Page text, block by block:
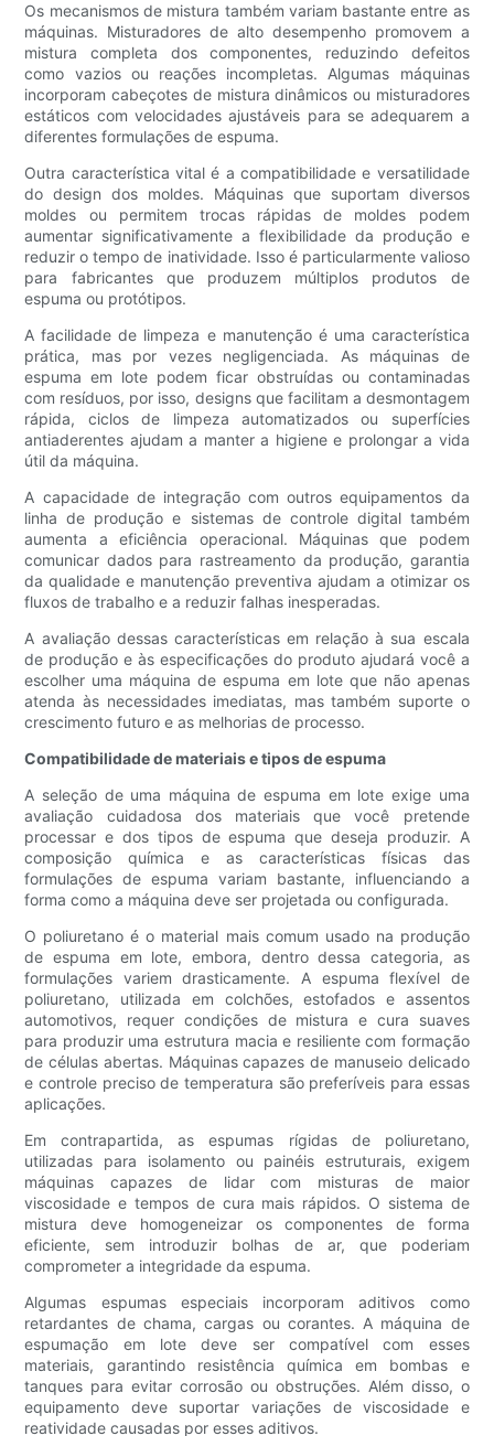
Os mecanismos de mistura também variam bastante entre as
máquinas. Misturadores de alto desempenho promovem a
mistura completa dos componentes, reduzindo defeitos
como vazios ou reações incompletas. Algumas máquinas
incorporam cabeçotes de mistura dinâmicos ou misturadores
estáticos com velocidades ajustáveis ​​para se adequarem a
diferentes formulações de espuma.
Outra característica vital é a compatibilidade e versatilidade
do design dos moldes. Máquinas que suportam diversos
moldes ou permitem trocas rápidas de moldes podem
aumentar significativamente a flexibilidade da produção e
reduzir o tempo de inatividade. Isso é particularmente valioso
para fabricantes que produzem múltiplos produtos de
espuma ou protótipos.
A facilidade de limpeza e manutenção é uma característica
prática, mas por vezes negligenciada. As máquinas de
espuma em lote podem ficar obstruídas ou contaminadas
com resíduos, por isso, designs que facilitam a desmontagem
rápida, ciclos de limpeza automatizados ou superfícies
antiaderentes ajudam a manter a higiene e prolongar a vida
útil da máquina.
A capacidade de integração com outros equipamentos da
linha de produção e sistemas de controle digital também
aumenta a eficiência operacional. Máquinas que podem
comunicar dados para rastreamento da produção, garantia
da qualidade e manutenção preventiva ajudam a otimizar os
fluxos de trabalho e a reduzir falhas inesperadas.
A avaliação dessas características em relação à sua escala
de produção e às especificações do produto ajudará você a
escolher uma máquina de espuma em lote que não apenas
atenda às necessidades imediatas, mas também suporte o
crescimento futuro e as melhorias de processo.
Compatibilidade de materiais e tipos de espuma
A seleção de uma máquina de espuma em lote exige uma
avaliação cuidadosa dos materiais que você pretende
processar e dos tipos de espuma que deseja produzir. A
composição química e as características físicas das
formulações de espuma variam bastante, influenciando a
forma como a máquina deve ser projetada ou configurada.
O poliuretano é o material mais comum usado na produção
de espuma em lote, embora, dentro dessa categoria, as
formulações variem drasticamente. A espuma flexível de
poliuretano, utilizada em colchões, estofados e assentos
automotivos, requer condições de mistura e cura suaves
para produzir uma estrutura macia e resiliente com formação
de células abertas. Máquinas capazes de manuseio delicado
e controle preciso de temperatura são preferíveis para essas
aplicações.
Em contrapartida, as espumas rígidas de poliuretano,
utilizadas para isolamento ou painéis estruturais, exigem
máquinas capazes de lidar com misturas de maior
viscosidade e tempos de cura mais rápidos. O sistema de
mistura deve homogeneizar os componentes de forma
eficiente, sem introduzir bolhas de ar, que poderiam
comprometer a integridade da espuma.
Algumas espumas especiais incorporam aditivos como
retardantes de chama, cargas ou corantes. A máquina de
espumação em lote deve ser compatível com esses
materiais, garantindo resistência química em bombas e
tanques para evitar corrosão ou obstruções. Além disso, o
equipamento deve suportar variações de viscosidade e
reatividade causadas por esses aditivos.